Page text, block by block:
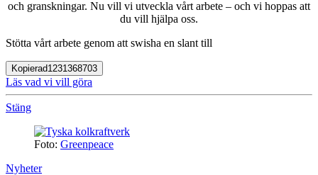
och granskningar. Nu vill vi utveckla vårt arbete – och vi hoppas att
du vill hjälpa oss.
Stötta vårt arbete genom att swisha en slant till
Kopierad1231368703
Läs vad vi vill göra
Stäng
Foto: Greenpeace
Nyheter